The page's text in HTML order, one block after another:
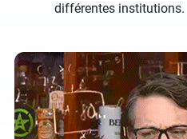
différentes institutions.